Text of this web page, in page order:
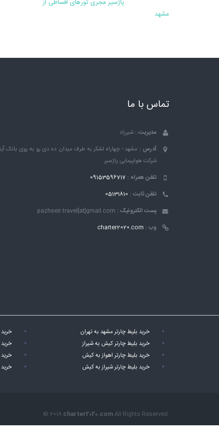
پاژسیر مجری تورهای اقساطی از
مشهد
تماس با ما
مدیریت : شیرزاد
آدرس : مشهد - چهاراه لشکر به طرف میدان ده دی رو به روی بانک
شرکت هواپیمایی پاژسیر
تلفن همراه : 09153596717
تلفن ثابت : 05131810
پست الکترونیک : pazhseir.travel[at]gmail.com
وب : charter2020.com
خرید بلیط چارتر مشهد به تهران
خرید بلیط چارتر کیش به شیراز
خرید بلیط چارتر اهواز به کیش
خرید بلیط چارتر شیراز به کیش
© 2018 charter2020.comAll Rights Reserved.